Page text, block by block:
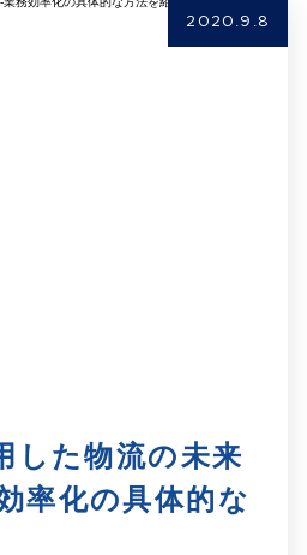
した物流の未来
率化の具体的な
2020.9.8